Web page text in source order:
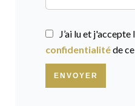
J’ai lu et j'accepte
confidentialitéde
ENVOYER